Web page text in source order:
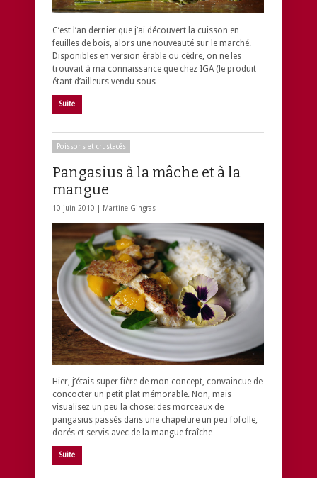
C’est l’an dernier que j’ai découvert la cuisson en
feuilles de bois, alors une nouveauté sur le marché.
Disponibles en version érable ou cèdre, on ne les
trouvait à ma connaissance que chez IGA (le produit
étant d’ailleurs vendu sous …
Suite
Poissons et crustacés
Pangasius à la mâche et à la
mangue
10 juin 2010 | Martine Gingras
Hier, j’étais super fière de mon concept, convaincue de
concocter un petit plat mémorable. Non, mais
visualisez un peu la chose: des morceaux de
pangasius passés dans une chapelure un peu fofolle,
dorés et servis avec de la mangue fraîche …
Suite